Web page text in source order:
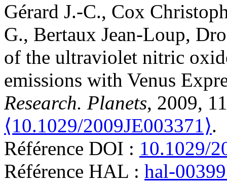
Gérard J.-C., Cox
G., Bertaux Jean-Loup,
of the ultraviolet nitric
emissions with Venus
Research. Planets, 2009,
⟨10.1029/2009JE003371⟩.
Référence DOI : 10.1029/
Référence HAL : hal-